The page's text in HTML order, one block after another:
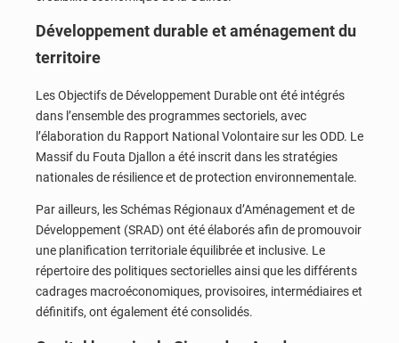
Développement durable et aménagement du
territoire
Les Objectifs de Développement Durable ont été intégrés
dans l’ensemble des programmes sectoriels, avec
l’élaboration du Rapport National Volontaire sur les ODD. Le
Massif du Fouta Djallon a été inscrit dans les stratégies
nationales de résilience et de protection environnementale.
Par ailleurs, les Schémas Régionaux d’Aménagement et de
Développement (SRAD) ont été élaborés afin de promouvoir
une planification territoriale équilibrée et inclusive. Le
répertoire des politiques sectorielles ainsi que les différents
cadrages macroéconomiques, provisoires, intermédiaires et
définitifs, ont également été consolidés.